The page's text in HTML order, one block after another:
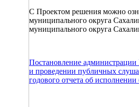
С Проектом решения можно
муниципального округа
муниципального округа
Постановление
и проведении публичных
годового отчета об